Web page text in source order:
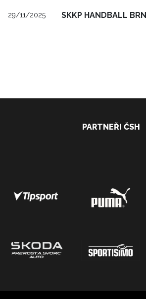
29/11/2025 SKKP HANDBALL
PARTNEŘI ČSH